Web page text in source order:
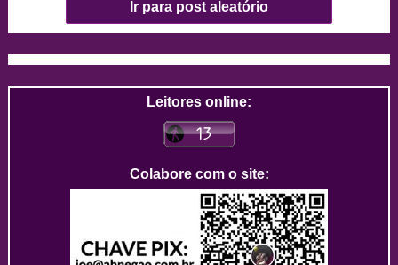
Ir para post aleatório
Leitores online:
Colabore com o site: